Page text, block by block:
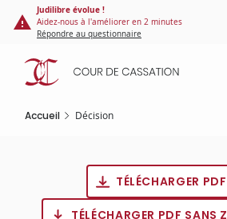
Panneau de gestion des cookies
contenu
principal
Judilibre évolue !
Aidez-nous à l'améliorer en 2 minutes
Répondre au questionnaire
Accueil Décision
TÉLÉCHARGER PDF
TÉLÉCHARGER PDF SANS